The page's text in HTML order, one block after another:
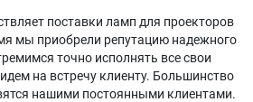
поставки ламп для проекторов
мы приобрели репутацию надежного
точно исполнять все свои
на встречу клиенту. Большинство
нашими постоянными клиентами.